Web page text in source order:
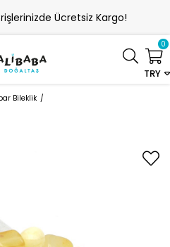
Ücretsiz Kargo!
TRY
0
Bileklik